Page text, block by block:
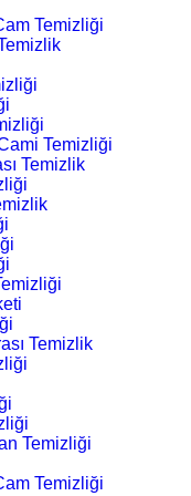
Temizliği
Temizliği
Temizlik
Temizlik
Temizliği
Temizliği